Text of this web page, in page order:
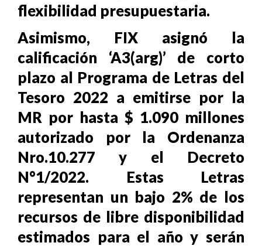
flexibilidad presupuestaria.
Asimismo, FIX asignó la
calificación ‘A3(arg)’ de corto
plazo al Programa de Letras del
Tesoro 2022 a emitirse por la
MR por hasta $ 1.090 millones
autorizado por la Ordenanza
Nro.10.277 y el Decreto
N°1/2022. Estas Letras
representan un bajo 2% de los
recursos de libre disponibilidad
estimados para el año y serán